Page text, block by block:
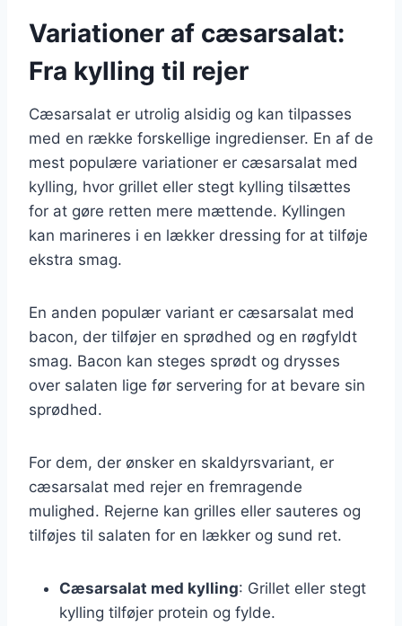
Variationer af cæsarsalat:
Fra kylling til rejer
Cæsarsalat er utrolig alsidig og kan tilpasses
med en række forskellige ingredienser. En af de
mest populære variationer er cæsarsalat med
kylling, hvor grillet eller stegt kylling tilsættes
for at gøre retten mere mættende. Kyllingen
kan marineres i en lækker dressing for at tilføje
ekstra smag.
En anden populær variant er cæsarsalat med
bacon, der tilføjer en sprødhed og en røgfyldt
smag. Bacon kan steges sprødt og drysses
over salaten lige før servering for at bevare sin
sprødhed.
For dem, der ønsker en skaldyrsvariant, er
cæsarsalat med rejer en fremragende
mulighed. Rejerne kan grilles eller sauteres og
tilføjes til salaten for en lækker og sund ret.
Cæsarsalat med kylling: Grillet eller stegt
kylling tilføjer protein og fylde.